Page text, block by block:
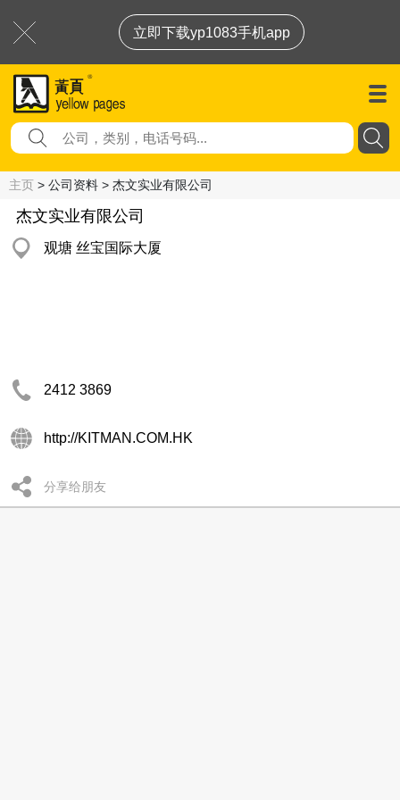
立即下载yp1083手机app
主页 > 公司资料 > 杰文实业有限公司
杰文实业有限公司
观塘 丝宝国际大厦
2412 3869
http://KITMAN.COM.HK
分享给朋友